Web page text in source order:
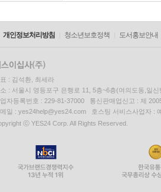
개인정보처리방침 청소년보호정책 도서홍보안내
: 김석환, 최세라
: 서울시 영등포구 은행로 11, 5층~6층(여의도동,일신
자등록번호 : 229-81-37000 통신판매업신고 : 제
일 : yes24help@yes24.com 호스팅 서비스사업자 :
ⓒ YES24 Corp. All Rights Reserved.